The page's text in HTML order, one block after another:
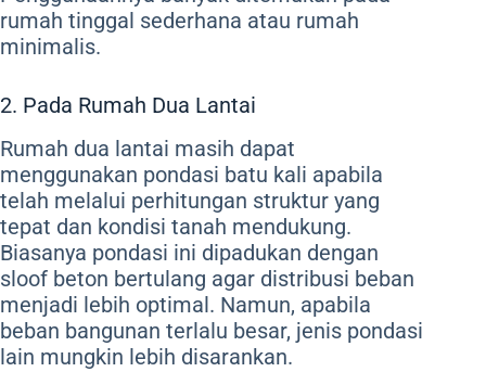
rumah tinggal sederhana atau rumah
minimalis.
2. Pada Rumah Dua Lantai
Rumah dua lantai masih dapat
menggunakan pondasi batu kali apabila
telah melalui perhitungan struktur yang
tepat dan kondisi tanah mendukung.
Biasanya pondasi ini dipadukan dengan
sloof beton bertulang agar distribusi beban
menjadi lebih optimal. Namun, apabila
beban bangunan terlalu besar, jenis pondasi
lain mungkin lebih disarankan.